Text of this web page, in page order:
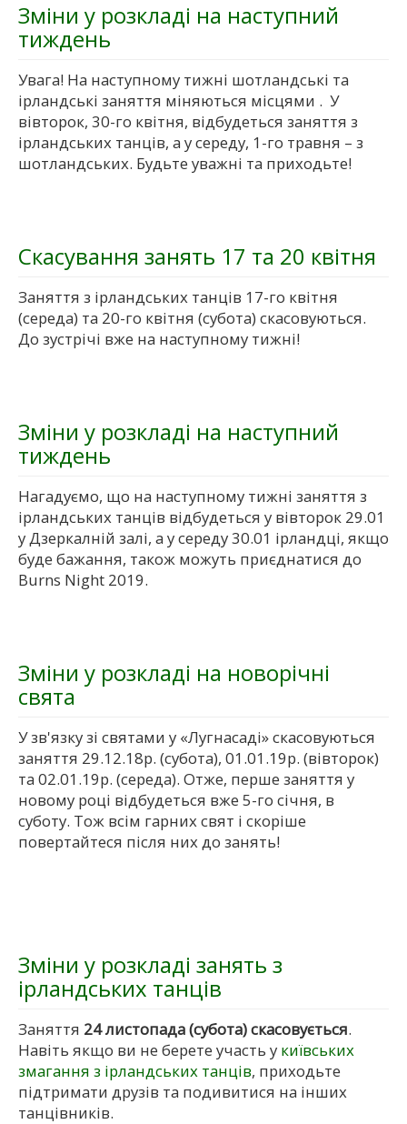
Зміни у розкладі на наступний
тиждень
Увага! На наступному тижні шотландські та
ірландські заняття міняються місцями . У
вівторок, 30-го квітня, відбудеться заняття з
ірландських танців, а у середу, 1-го травня – з
шотландських. Будьте уважні та приходьте!
Скасування занять 17 та 20 квітня
Заняття з ірландських танців 17-го квітня
(середа) та 20-го квітня (субота) скасовуються.
До зустрічі вже на наступному тижні!
Зміни у розкладі на наступний
тиждень
Нагадуємо, що на наступному тижні заняття з
ірландських танців відбудеться у вівторок 29.01
у Дзеркалній залі, а у середу 30.01 ірландці, якщо
буде бажання, також можуть приєднатися до
Burns Night 2019.
Зміни у розкладі на новорічні
свята
У зв'язку зі святами у «Лугнасаді» скасовуються
заняття 29.12.18р. (субота), 01.01.19р. (вівторок)
та 02.01.19р. (середа). Отже, перше заняття у
новому році відбудеться вже 5-го січня, в
суботу. Тож всім гарних свят і скоріше
повертайтеся після них до занять!
Зміни у розкладі занять з
ірландських танців
Заняття 24 листопада (субота) скасовується.
Навіть якщо ви не берете участь у київських
змагання з ірландських танців, приходьте
підтримати друзів та подивитися на інших
танцівників.